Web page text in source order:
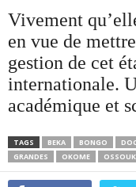
Vivement
en vue de
gestion de cet
internationale.
académique et
TAGS BEKA BONGO
GRANDES
OKOME